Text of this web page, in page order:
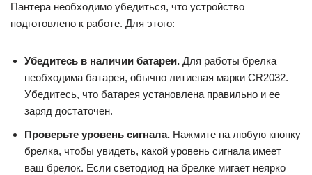
Пантера необходимо убедиться, что устройство
подготовлено к работе. Для этого:
Убедитесь в наличии батареи. Для работы брелка
необходима батарея, обычно литиевая марки CR2032.
Убедитесь, что батарея установлена правильно и ее
заряд достаточен.
Проверьте уровень сигнала. Нажмите на любую кнопку
брелка, чтобы увидеть, какой уровень сигнала имеет
ваш брелок. Если светодиод на брелке мигает неярко